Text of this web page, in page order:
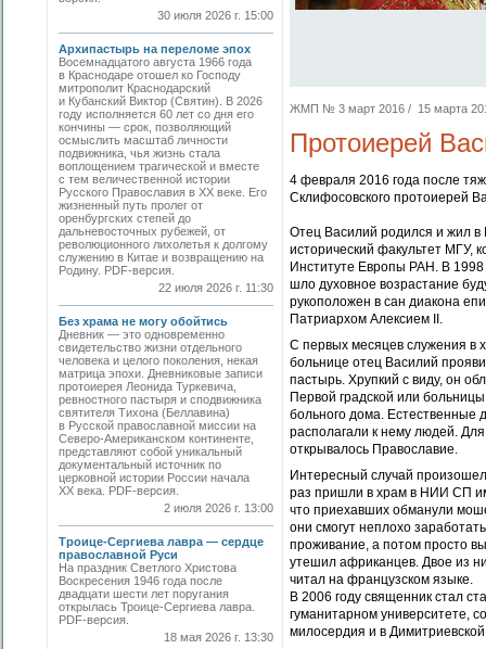
30 июля 2026 г. 15:00
Архипастырь на переломе эпох
Восемнадцатого августа 1966 года
в Краснодаре отошел ко Господу
митрополит Краснодарский
и Кубанский Виктор (Святин). В 2026
году исполняется 60 лет со дня его
кончины — срок, позволяющий
осмыслить масштаб личности
подвижника, чья жизнь стала
воплощением трагической и вместе
с тем величественной истории
Русского Православия в XX веке. Его
жизненный путь пролег от
оренбургских степей до
дальневосточных рубежей, от
революционного лихолетья к долгому
служению в Китае и возвращению на
Родину. PDF-версия.
22 июля 2026 г. 11:30
Без храма не могу обойтись
Дневник — это одновременно
свидетельство жизни отдельного
человека и целого поколения, некая
матрица эпохи. Дневниковые записи
протоиерея Леонида Туркевича,
ревностного пастыря и сподвижника
святителя Тихона (Беллавина)
в Русской православной миссии на
Северо-Американском континенте,
представляют собой уникальный
документальный источник по
церковной истории России начала
ХХ века. PDF-версия.
2 июля 2026 г. 13:00
Троице-Сергиева лавра — сердце
православной Руси
На праздник Светлого Христова
Воскресения 1946 года после
двадцати шести лет поругания
открылась Троице-Сергиева лавра.
PDF-версия.
18 мая 2026 г. 13:30
ЖМП № 3 март 2016 / 15 марта
Протоиерей
4 февраля 2016 года после
Склифосовского протоиерей
Отец Василий родился и жил в
исторический факультет МГУ,
Институте Европы РАН. В 1998
шло духовное возрастание
рукоположен в сан диакона
Патриархом Алексием II.
С первых месяцев служения в
больнице отец Василий
пастырь. Хрупкий с виду, он
Первой градской или
больного дома. Естественные
располагали к нему людей.
открывалось Православие.
Интересный случай
раз пришли в храм в НИИ СП
что приехавших обманули
они смогут неплохо
проживание, а потом просто
утешил африканцев. Двое из
читал на французском языке.
В 2006 году священник стал
гуманитарном университете,
милосердия и в